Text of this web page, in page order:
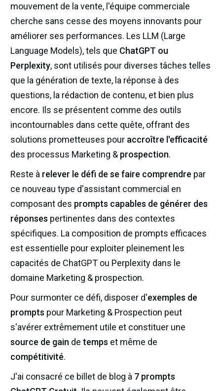
mouvement de la vente, l'équipe commerciale
cherche sans cesse des moyens innovants pour
améliorer ses performances. Les LLM (Large
Language Models), tels que ChatGPT ou
Perplexity, sont utilisés pour diverses tâches telles
que la génération de texte, la réponse à des
questions, la rédaction de contenu, et bien plus
encore. Ils se présentent comme des outils
incontournables dans cette quête, offrant des
solutions prometteuses pour accroître l'efficacité
des processus Marketing & prospection.
Reste à relever le défi de se faire comprendre par
ce nouveau type d'assistant commercial en
composant des prompts capables de générer des
réponses pertinentes dans des contextes
spécifiques. La composition de prompts efficaces
est essentielle pour exploiter pleinement les
capacités de ChatGPT ou Perplexity dans le
domaine Marketing & prospection.
Pour surmonter ce défi, disposer d'exemples de
prompts pour Marketing & Prospection peut
s'avérer extrêmement utile et constituer une
source de gain de temps et même de
compétitivité.
J'ai consacré ce billet de blog à 7 prompts